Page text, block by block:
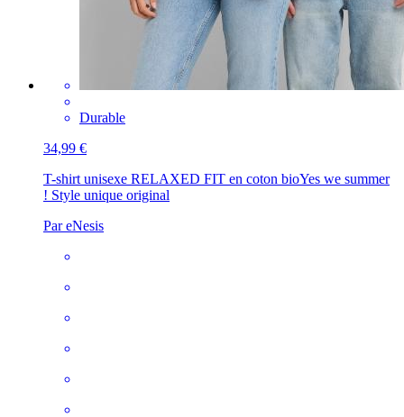
Durable
34,99 €
T-shirt unisexe RELAXED FIT en coton bioYes we summer
! Style unique original
Par eNesis